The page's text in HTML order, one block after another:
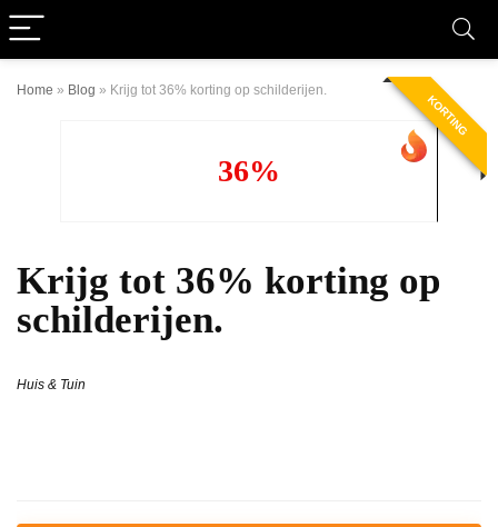
Home » Blog » Krijg tot 36% korting op schilderijen.
KORTING
36%
Krijg tot 36% korting op
schilderijen.
Huis & Tuin